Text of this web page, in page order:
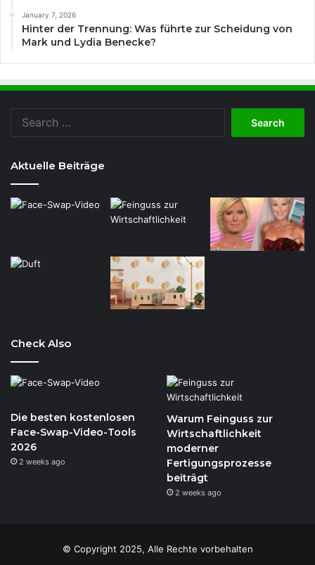
January 7, 2026
Hinter der Trennung: Was führte zur Scheidung von
Mark und Lydia Benecke?
Aktuelle Beiträge
Check Also
Die besten kostenlosen
Face-Swap-Video-Tools
2026
2 weeks ago
Warum Feinguss zur
Wirtschaftlichkeit
moderner
Fertigungsprozesse
beiträgt
2 weeks ago
© Copyright 2025, Alle Rechte vorbehalten